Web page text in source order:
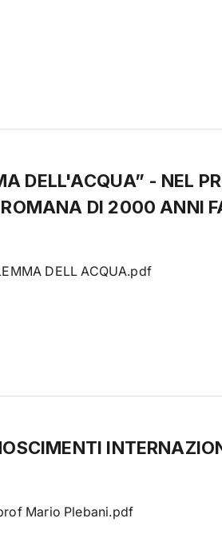
DELL'ACQUA” - NEL
ROMANA DI 2000 ANNI
DELL ACQUA.pdf
Mario Plebani.pdf